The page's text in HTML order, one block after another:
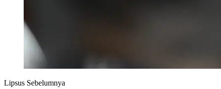
Lipsus Sebelumnya